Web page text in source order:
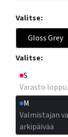
Valitse:
Gloss Grey
Valitse:
S
Varasto
M
Valmistajan
arkipäivää